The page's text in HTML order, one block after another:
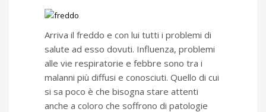
Arriva il freddo e con lui tutti i problemi di
salute ad esso dovuti. Influenza, problemi
alle vie respiratorie e febbre sono tra i
malanni più diffusi e conosciuti. Quello di cui
si sa poco è che bisogna stare attenti
anche a coloro che soffrono di patologie